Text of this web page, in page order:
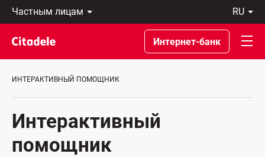
Частным
лицам
Предприятиям
Private
Banking
банке
ru
Latviski
По-
русски
In
Интернет-банк
ИНТЕРАКТИВНЫЙ ПОМОЩНИК
Интерактивный
помощник